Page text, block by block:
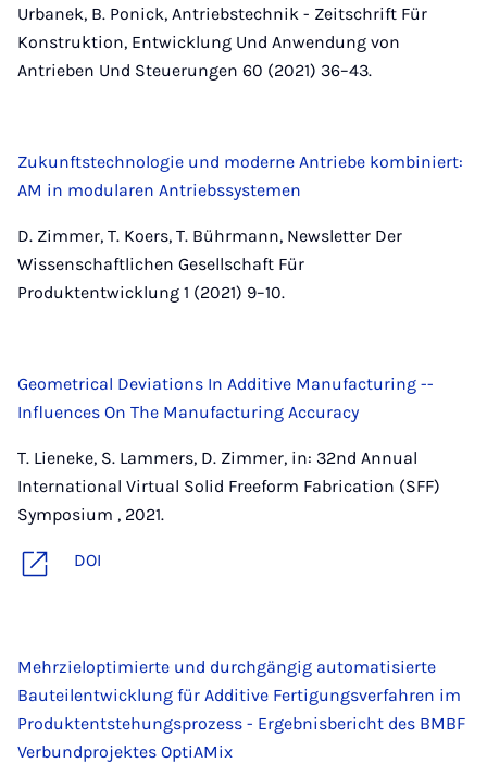
Urbanek, B. Ponick, Antriebstechnik - Zeitschrift Für
Konstruktion, Entwicklung Und Anwendung von
Antrieben Und Steuerungen 60 (2021) 36–43.
Zukunftstechnologie und moderne Antriebe kombiniert:
AM in modularen Antriebssystemen
D. Zimmer, T. Koers, T. Bührmann, Newsletter Der
Wissenschaftlichen Gesellschaft Für
Produktentwicklung 1 (2021) 9–10.
Geometrical Deviations In Additive Manufacturing --
Influences On The Manufacturing Accuracy
T. Lieneke, S. Lammers, D. Zimmer, in: 32nd Annual
International Virtual Solid Freeform Fabrication (SFF)
Symposium , 2021.
DOI
Mehrzieloptimierte und durchgängig automatisierte
Bauteilentwicklung für Additive Fertigungsverfahren im
Produktentstehungsprozess - Ergebnisbericht des BMBF
Verbundprojektes OptiAMix